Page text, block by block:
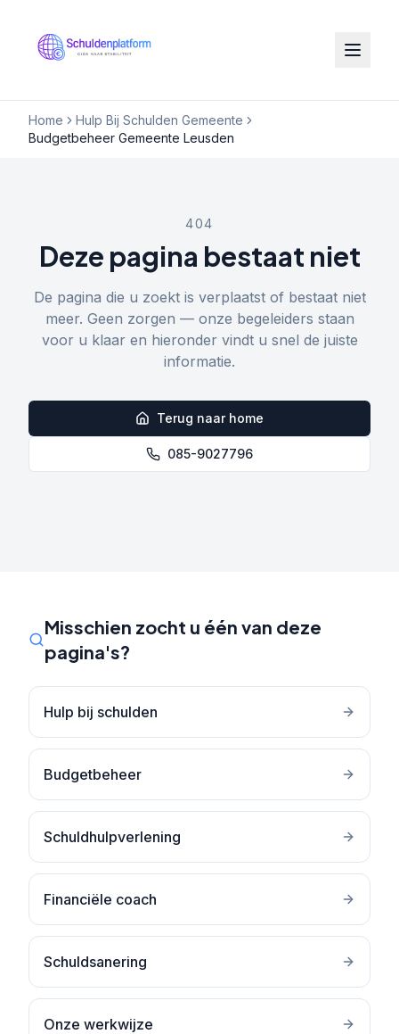
Home
Hulp Bij Schulden Gemeente
Budgetbeheer Gemeente Leusden
404
Deze pagina bestaat niet
De pagina die u zoekt is verplaatst of bestaat niet
meer. Geen zorgen — onze begeleiders staan
voor u klaar en hieronder vindt u snel de juiste
informatie.
Terug naar home
085-9027796
Misschien zocht u één van deze
pagina's?
Hulp bij schulden
Budgetbeheer
Schuldhulpverlening
Financiële coach
Schuldsanering
Onze werkwijze